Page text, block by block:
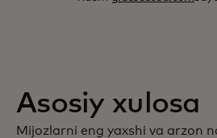
Asosiy xulosa
Mijozlarni eng yaxshi va arzon